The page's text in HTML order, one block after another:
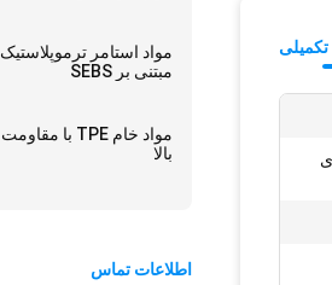
مواد استامر ترموپلاستیک
مبتنی بر SEBS
مواد خام TPE با مقاومت
بالا
اطلاعات تماس